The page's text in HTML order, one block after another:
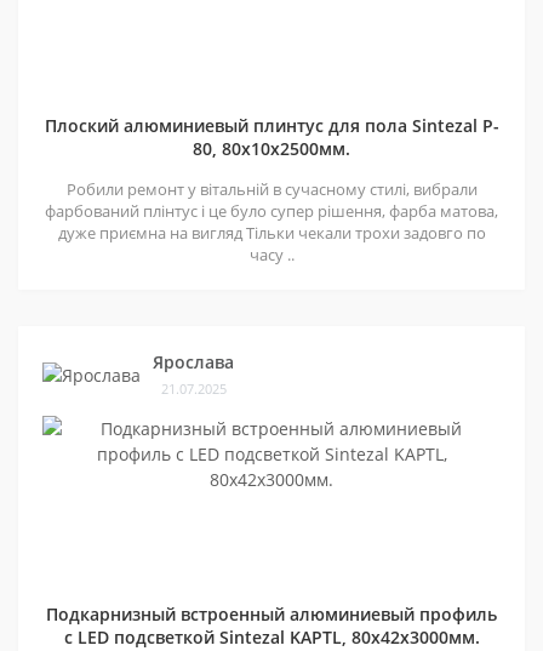
Плоский алюминиевый плинтус для пола Sintezal P-
80, 80х10х2500мм.
Робили ремонт у вітальній в сучасному стилі, вибрали
фарбований плінтус і це було супер рішення, фарба матова,
дуже приємна на вигляд Тільки чекали трохи задовго по
часу ..
Ярослава
21.07.2025
Подкарнизный встроенный алюминиевый профиль
с LED подсветкой Sintezal KAPTL, 80х42x3000мм.